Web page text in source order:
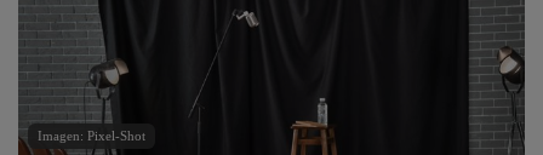
Imagen: Pixel-Shot